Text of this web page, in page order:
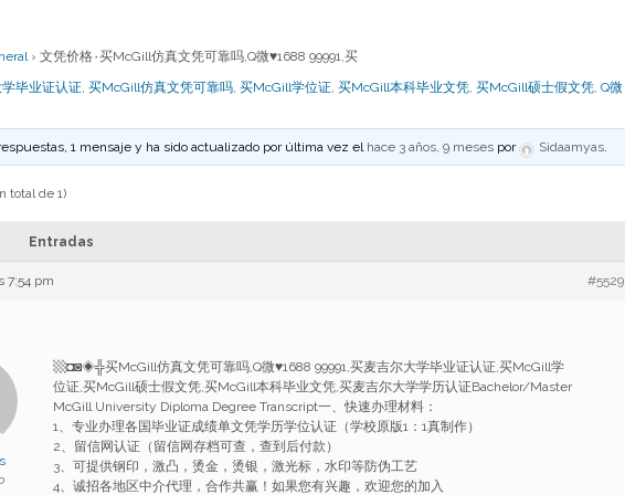
› 文凭价格۰买McGill仿真文凭可靠吗,Q微♥1688 99991,买
毕业证认证, 买McGill仿真文凭可靠吗, 买McGill学位证, 买McGill本科毕业文凭, 买McGill硕士假文凭, Q微
1 mensaje y ha sido actualizado por última vez el hace 3 años, 9 meses por Sidaamyas.
total de 1)
Entradas
7:54 pm #5529
▩◘◙◈╬买McGill仿真文凭可靠吗,Q微♥1688 99991,买麦吉尔大学毕业证认证,买McGill学
位证,买McGill硕士假文凭,买McGill本科毕业文凭,买麦吉尔大学学历认证Bachelor/Master
McGill University Diploma Degree Transcript一、快速办理材料：
1、专业办理各国毕业证成绩单文凭学历学位认证（学校原版1：1真制作）
2、留信网认证（留信网存档可查，查到后付款）
3、可提供钢印，激凸，烫金，烫银，激光标，水印等防伪工艺
4、诚招各地区中介代理，合作共赢！如果您有兴趣，欢迎您的加入